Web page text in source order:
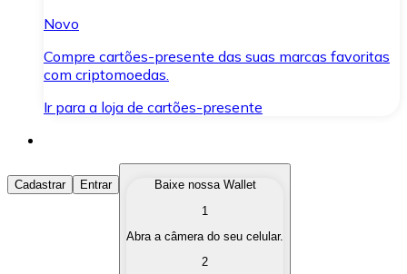
Novo
Compre cartões-presente das suas marcas favoritas
com criptomoedas.
Ir para a loja de cartões-presente
Comprar Criptomoedas
Compre as criptomoedas de seu interesse de forma
Cadastrar Entrar
Baixe nossa Wallet
1
Abra a câmera do seu celular.
2